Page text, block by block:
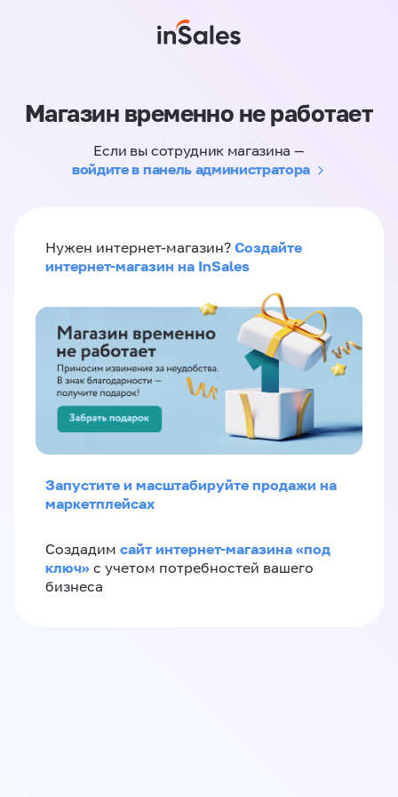
Магазин временно не работает
Если вы сотрудник магазина —
войдите в панель администратора
Нужен интернет-магазин? Создайте
интернет-магазин на InSales
Запустите и масштабируйте продажи на
маркетплейсах
Создадим сайт интернет-магазина «под
ключ» с учетом потребностей вашего
бизнеса